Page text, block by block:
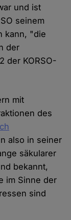
und ist
seinem
kann, "die
der
der KORSO-
mit
des
also in seiner
säkularer
bekannt,
im Sinne der
sind